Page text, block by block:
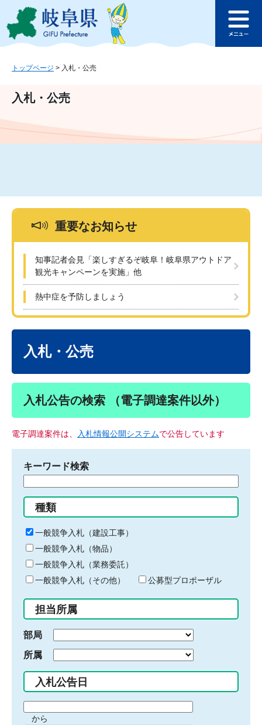
ジ
ュ
文
このページの本文へ
ュ
トップページ > 入札・公売
入札・公売
重要なお知らせ
知事記者会見「楽しすぎるぞ岐阜！岐阜県アウトドア
観光キャンペーンを実施」他
熱中症を予防しましょう
入札・公売
入札公告の検索 （電子調達案件以外）
電子調達案件は、 入札情報公開システムで公告しています
キーワード検索
る
キ
ー
ワ
ー
ド
入
力
種類
一般競争入札（建設工事）
一般競争入札（物品）
一般競争入札（業務委託）
一般競争入札（その他）
公募型プロポーザル
担当所属
部局
所属
入札公告日
間から